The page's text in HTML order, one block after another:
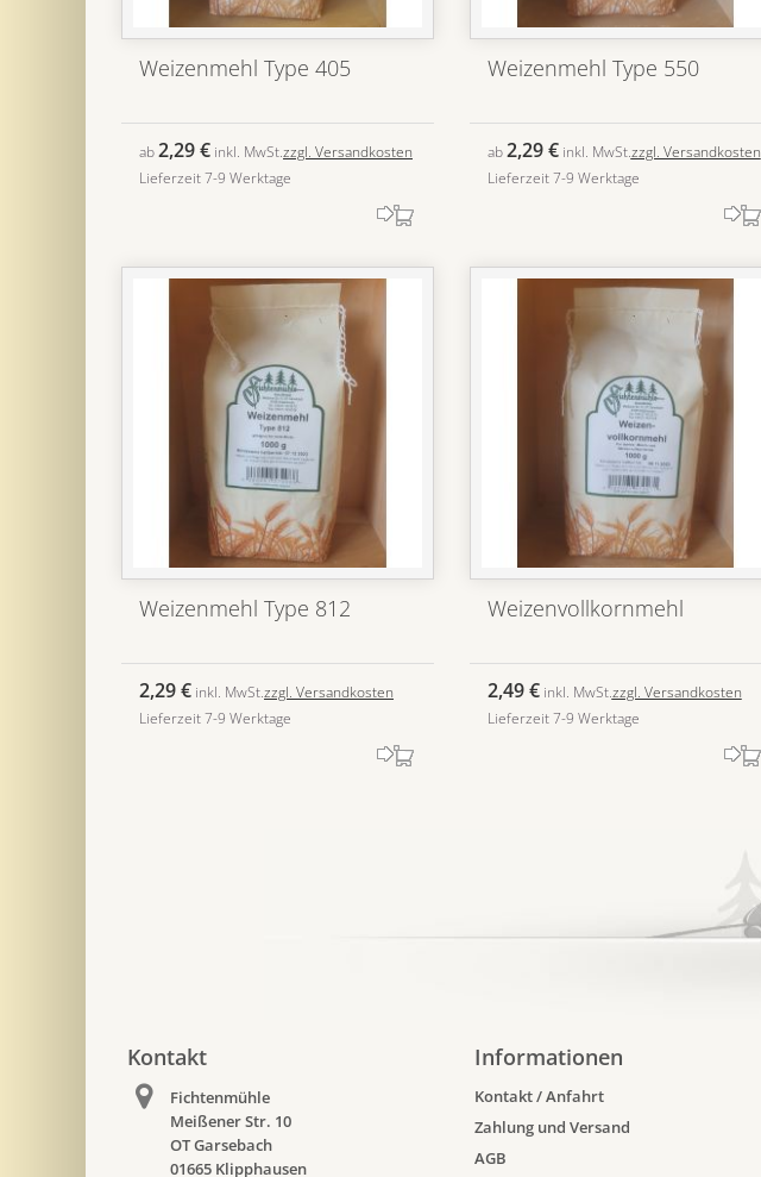
Weizenmehl Type 405
ab2,29 € inkl. MwSt.zzgl. Versandkosten
Lieferzeit 7-9 Werktage
Weizenmehl Type 550
ab 2,29 € inkl. MwSt.zzgl. Versandkosten
Lieferzeit 7-9 Werktage
Weizenmehl Type 812
2,29 € inkl. MwSt.zzgl. Versandkosten
Lieferzeit 7-9 Werktage
Weizenvollkornmehl
2,49 € inkl. MwSt.zzgl. Versandkosten
Lieferzeit 7-9 Werktage
Kontakt
Fichtenmühle
Meißener Str. 10
OT Garsebach
01665 Klipphausen
Informationen
Kontakt / Anfahrt
Zahlung und Versand
AGB